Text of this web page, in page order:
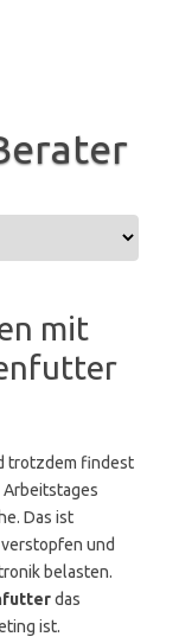
mit
trotzdem findest
Arbeitstages
Das ist
und
belasten.
das
ist.